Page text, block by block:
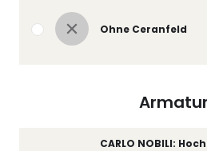
Ohne Ceranfeld
CARLO NOBILI: